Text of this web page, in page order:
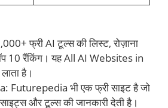
फ्री AI टूल्स की लिस्ट, रोज़ाना
10 रैंकिंग। यह All AI Websites in
है।
Futurepedia भी एक फ्री साइट है जो
और टूल्स की जानकारी देती है।